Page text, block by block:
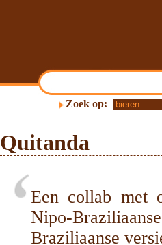
Zoek op:
Quitanda
Een collab met
Nipo-
Braziliaanse